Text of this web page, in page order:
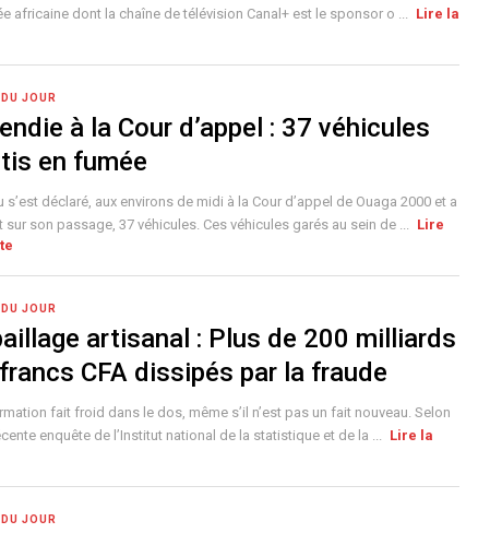
africaine dont la chaîne de télévision Canal+ est le sponsor o ... Lire la
DU JOUR
à la Cour d’appel : 37 véhicules
en fumée
s’est déclaré, aux environs de midi à la Cour d’appel de Ouaga 2000 et a
sur son passage, 37 véhicules. Ces véhicules garés au sein de ... Lire
DU JOUR
artisanal : Plus de 200 milliards
CFA dissipés par la fraude
fait froid dans le dos, même s’il n’est pas un fait nouveau. Selon
enquête de l’Institut national de la statistique et de la ... Lire la
DU JOUR